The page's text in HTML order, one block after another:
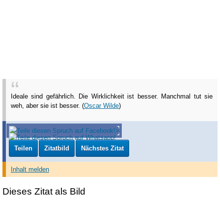
Ideale sind gefährlich. Die Wirklichkeit ist besser. Manchmal tut sie
weh, aber sie ist besser. (Oscar Wilde)
Teilen Zitatbild Nächstes Zitat
Inhalt melden
Dieses Zitat als Bild